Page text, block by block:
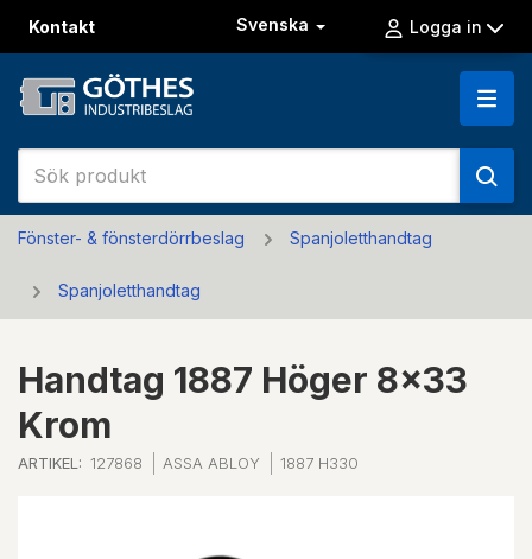
Kontakt Svenska Logga in
Fönster- & fönsterdörrbeslag Spanjoletthandtag
Spanjoletthandtag
Handtag 1887 Höger 8x33
Krom
ARTIKEL: 127868 ASSA ABLOY 1887 H330